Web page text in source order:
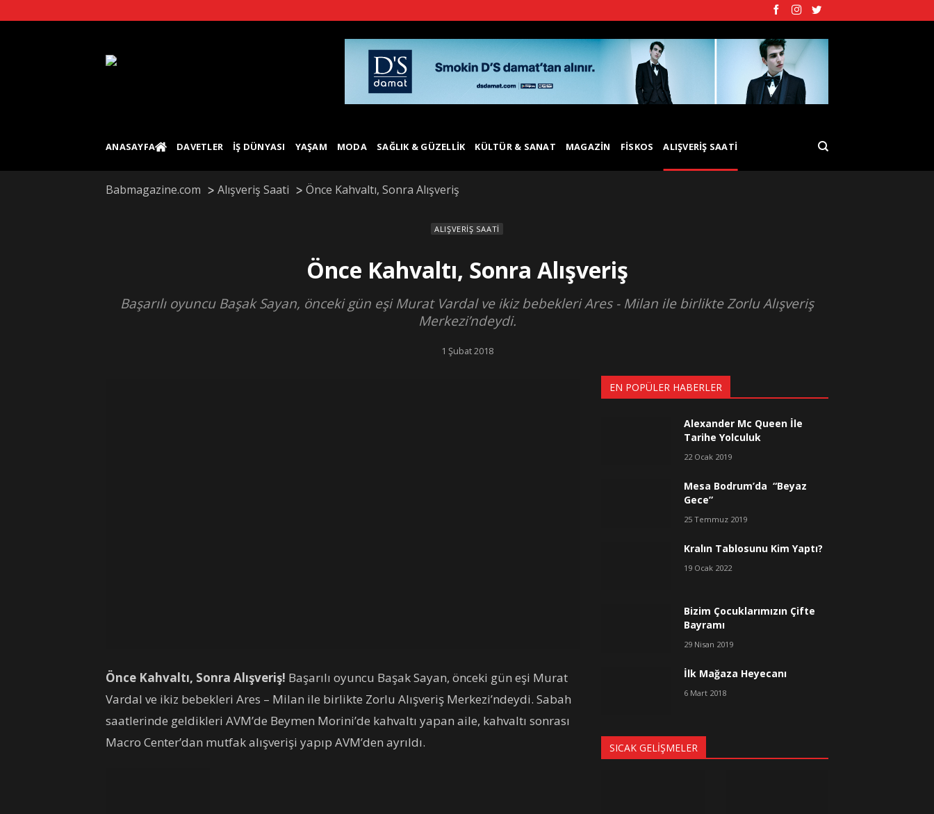
to
ANASAYFA DAVETLER İŞ DÜNYASI YAŞAM MODA SAĞLIK & GÜZELLIK KÜLTÜR & SANAT MAGAZIN FISKOS ALIŞVERIŞ SAATI
Babmagazine.com Alışveriş Saati Önce Kahvaltı, Sonra Alışveriş
ALIŞVERIŞ SAATI
Önce Kahvaltı, Sonra Alışveriş
Başarılı oyuncu Başak Sayan, önceki gün eşi Murat Vardal ve ikiz bebekleri Ares - Milan ile birlikte Zorlu Alışveriş
Merkezi’ndeydi.
1 Şubat 2018
Önce Kahvaltı, Sonra Alışveriş! Başarılı oyuncu Başak Sayan, önceki gün eşi Murat
Vardal ve ikiz bebekleri Ares – Milan ile birlikte Zorlu Alışveriş Merkezi’ndeydi. Sabah
saatlerinde geldikleri AVM’de Beymen Morini’de kahvaltı yapan aile, kahvaltı sonrası
Macro Center’dan mutfak alışverişi yapıp AVM’den ayrıldı.
EN POPÜLER HABERLER
Alexander Mc Queen İle
Tarihe Yolculuk
22 Ocak 2019
Mesa Bodrum’da “Beyaz
Gece”
25 Temmuz 2019
Kralın Tablosunu Kim Yaptı?
19 Ocak 2022
Bizim Çocuklarımızın Çifte
Bayramı
29 Nisan 2019
İlk Mağaza Heyecanı
6 Mart 2018
SICAK GELIŞMELER